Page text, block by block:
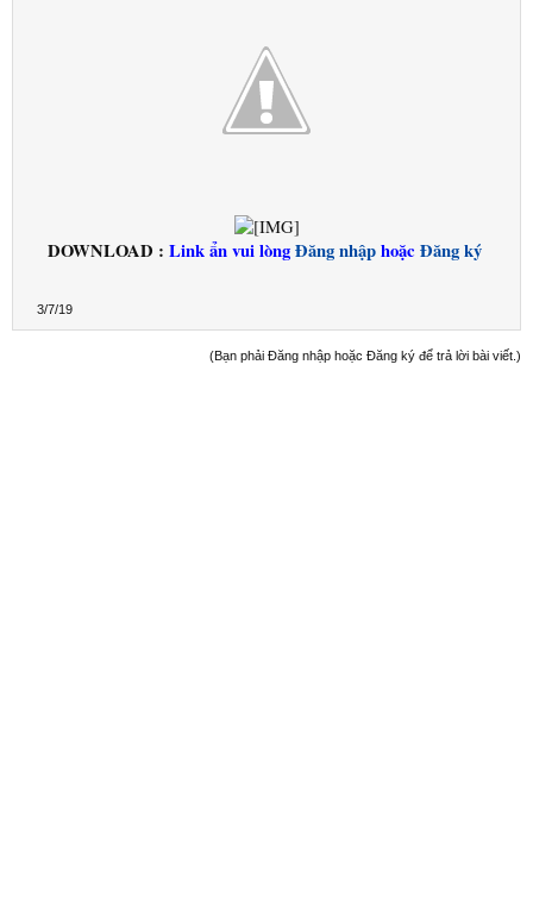
DOWNLOAD : Link ẩn vui lòngĐăng nhậphoặc Đăng ký
3/7/19
(Bạn phải Đăng nhập hoặc Đăng ký để trả lời bài viết.)